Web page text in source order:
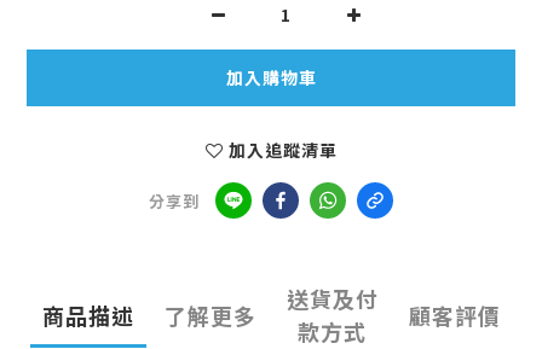
加入購物車
加入追蹤清單
分享到
商品描述 了解更多
送貨及付
款方式
顧客評價